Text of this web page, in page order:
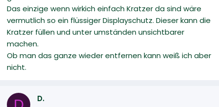
Das einzige wenn wirkich einfach Kratzer da sind wäre
vermutlich so ein flüssiger Displayschutz. Dieser kann die
Kratzer füllen und unter umständen unsichtbarer
machen.
Ob man das ganze wieder entfernen kann weiß ich aber
nicht.
D.